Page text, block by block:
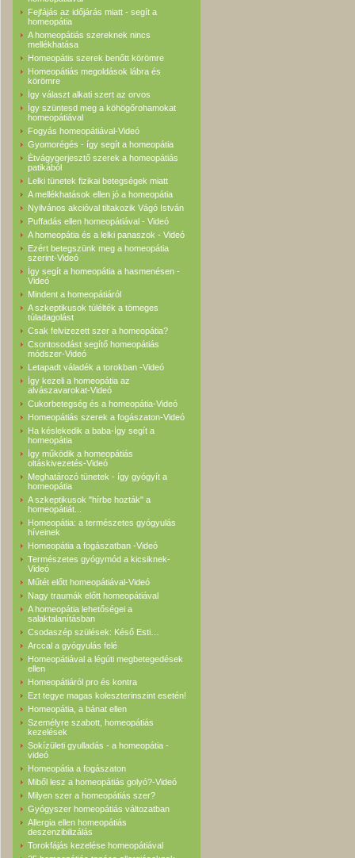
Fejfájás az időjárás miatt - segít a
homeopátia
A homeopátiás szereknek nincs
mellékhatása
Homeopátis szerek benőtt körömre
Homeopátiás megoldások lábra és
körömre
Így választ alkati szert az orvos
Így szüntesd meg a köhögőrohamokat
homeopátiával
Fogyás homeopátiával-Videó
Gyomorégés - így segít a homeopátia
Étvágygerjesztő szerek a homeopátiás
patikából
Lelki tünetek fizikai betegségek miatt
A mellékhatások ellen jó a homeopátia
Nyilvános akcióval tiltakozik Vágó István
Puffadás ellen homeopátiával - Videó
A homeopátia és a lelki panaszok - Videó
Ezért betegszünk meg a homeopátia
szerint-Videó
Így segít a homeopátia a hasmenésen -
Videó
Mindent a homeopátiáról
A szkeptikusok túlélték a tömeges
túladagolást
Csak felvizezett szer a homeopátia?
Csontosodást segítő homeopátiás
módszer-Videó
Letapadt váladék a torokban -Videó
Így kezeli a homeopátia az
alvászavarokat-Videó
Cukorbetegség és a homeopátia-Videó
Homeopátiás szerek a fogászaton-Videó
Ha késlekedik a baba-Így segít a
homeopátia
Így működik a homeopátiás
oltáskivezetés-Videó
Meghatározó tünetek - így gyógyít a
homeopátia
A szkeptikusok "hírbe hozták" a
homeopátiát...
Homeopátia: a természetes gyógyulás
híveinek
Homeopátia a fogászatban -Videó
Természetes gyógymód a kicsiknek-
Videó
Műtét előtt homeopátiával-Videó
Nagy traumák előtt homeopátiával
A homeopátia lehetőségei a
salaktalanításban
Csodaszép szülések: Késő Esti…
Arccal a gyógyulás felé
Homeopátiával a légúti megbetegedések
ellen
Homeopátiáról pro és kontra
Ezt tegye magas koleszterinszint esetén!
Homeopátia, a bánat ellen
Személyre szabott, homeopátiás
kezelések
Sokízületi gyulladás - a homeopátia -
videó
Homeopátia a fogászaton
Miből lesz a homeopátiás golyó?-Videó
Milyen szer a homeopátiás szer?
Gyógyszer homeopátiás változatban
Allergia ellen homeopátiás
deszenzibilizálás
Torokfájás kezelése homeopátiával